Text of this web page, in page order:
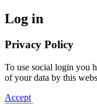
Log in
Privacy Policy
To use social login you
of your data by this
Accept